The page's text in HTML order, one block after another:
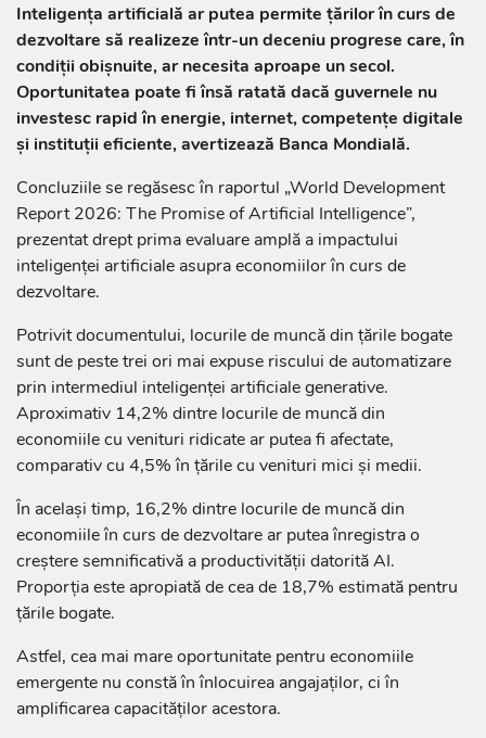
Inteligența artificială ar putea permite țărilor în curs de
dezvoltare să realizeze într-un deceniu progrese care, în
condiții obișnuite, ar necesita aproape un secol.
Oportunitatea poate fi însă ratată dacă guvernele nu
investesc rapid în energie, internet, competențe digitale
și instituții eficiente, avertizează Banca Mondială.
Concluziile se regăsesc în raportul „World Development
Report 2026: The Promise of Artificial Intelligence”,
prezentat drept prima evaluare amplă a impactului
inteligenței artificiale asupra economiilor în curs de
dezvoltare.
Potrivit documentului, locurile de muncă din țările bogate
sunt de peste trei ori mai expuse riscului de automatizare
prin intermediul inteligenței artificiale generative.
Aproximativ 14,2% dintre locurile de muncă din
economiile cu venituri ridicate ar putea fi afectate,
comparativ cu 4,5% în țările cu venituri mici și medii.
În același timp, 16,2% dintre locurile de muncă din
economiile în curs de dezvoltare ar putea înregistra o
creștere semnificativă a productivității datorită AI.
Proporția este apropiată de cea de 18,7% estimată pentru
țările bogate.
Astfel, cea mai mare oportunitate pentru economiile
emergente nu constă în înlocuirea angajaților, ci în
amplificarea capacităților acestora.